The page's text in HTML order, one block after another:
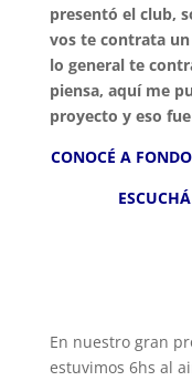
presentó el club,
vos te contrata
lo general te
piensa, aquí me
proyecto y eso
CONOCÉ A
En nuestro gran
estuvimos 6hs al